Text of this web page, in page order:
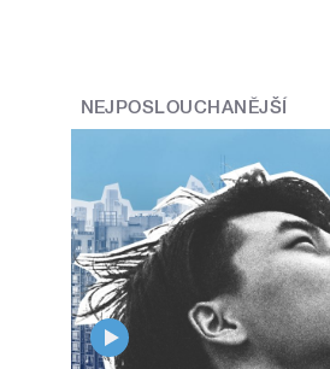
NEJPOSLOUCHANĚJŠÍ